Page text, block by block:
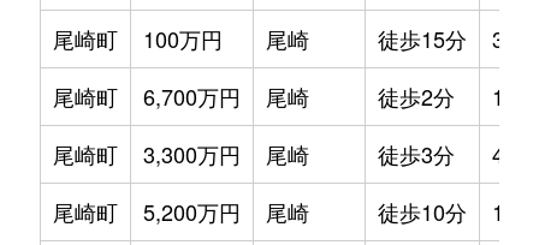
尾崎町
100万円 尾崎 徒歩15分
尾崎町
6,700万円 尾崎 徒歩2分
尾崎町
3,300万円 尾崎 徒歩3分
尾崎町
5,200万円 尾崎 徒歩10分